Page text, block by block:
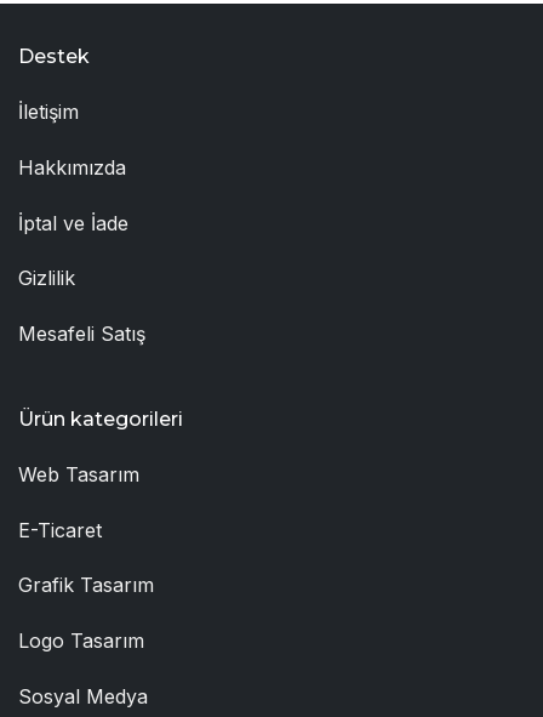
Destek
İletişim
Hakkımızda
İptal ve İade
Gizlilik
Mesafeli Satış
Ürün kategorileri
Web Tasarım
E-Ticaret
Grafik Tasarım
Logo Tasarım
Sosyal Medya